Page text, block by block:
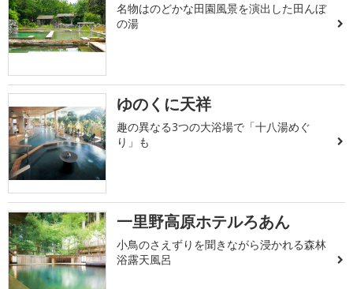
名物はのどかな田園風景を演出した田んぼ
の湯
ゆのくに天祥
趣の異なる3つの大浴場で「十八湯めぐ
り」も
一里野高原ホテルろあん
小鳥のさえずりを聞きながら浸かれる森林
浴露天風呂